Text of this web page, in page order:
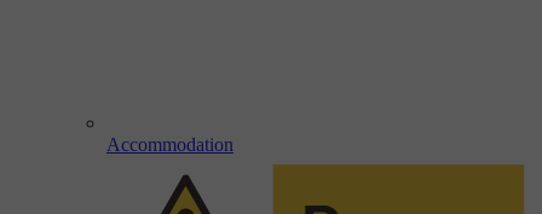
Accommodation